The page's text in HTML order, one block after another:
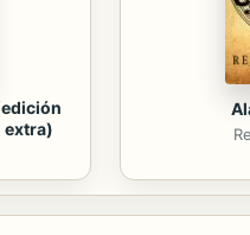
extra)